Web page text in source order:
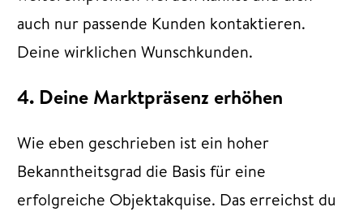
auch nur passende Kunden kontaktieren.
Deine wirklichen Wunschkunden.
4. Deine Marktpräsenz erhöhen
Wie eben geschrieben ist ein hoher
Bekanntheitsgrad die Basis für eine
erfolgreiche Objektakquise. Das erreichst du